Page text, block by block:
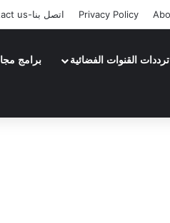
Privacy Policy اتصل بنا-contact us
ترددات القنوات الفضائية برامج